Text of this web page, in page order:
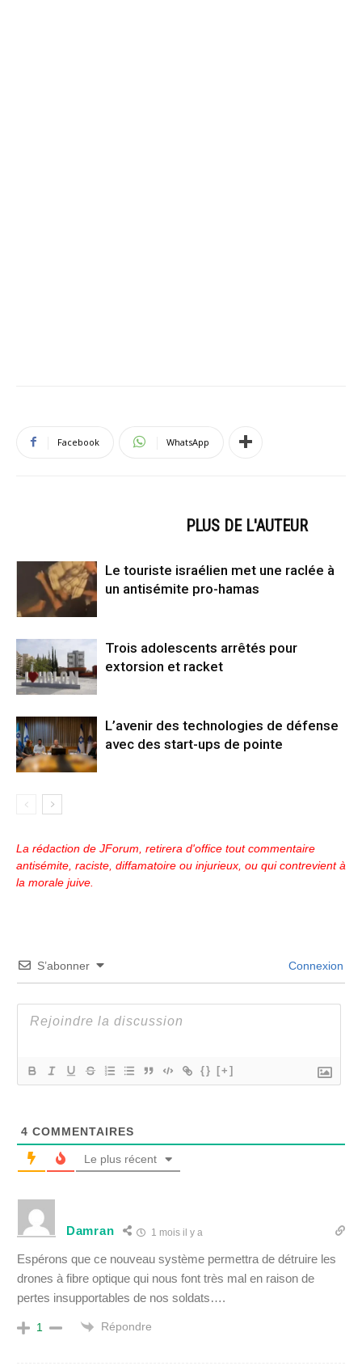
Facebook WhatsApp
PLUS DE L'AUTEUR
Le touriste israélien met une raclée à
un antisémite pro-hamas
Trois adolescents arrêtés pour
extorsion et racket
L’avenir des technologies de défense
avec des start-ups de pointe
La rédaction de JForum, retirera d'office tout commentaire
antisémite, raciste, diffamatoire ou injurieux, ou qui contrevient à
la morale juive.
S’abonner Connexion
{} [+]
4 COMMENTAIRES
Le plus récent
Damran 1 mois il y a
Espérons que ce nouveau système permettra de détruire les
drones à fibre optique qui nous font très mal en raison de
pertes insupportables de nos soldats….
1 Répondre